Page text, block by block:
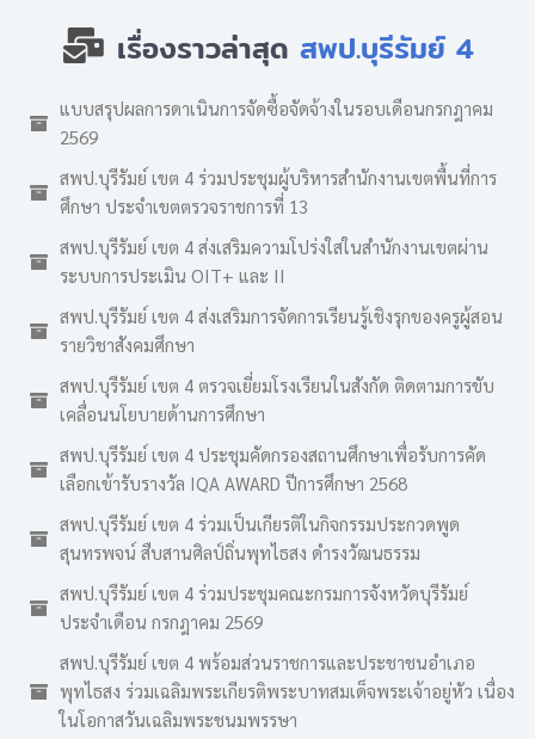
เรื่องราวล่าสุด สพป.บุรีรัมย์ 4
แบบสรุปผลการดาเนินการจัดซื้อจัดจ้างในรอบเดือนกรกฎาคม
2569
สพป.บุรีรัมย์ เขต 4 ร่วมประชุมผู้บริหารสำนักงานเขตพื้นที่การ
ศึกษา ประจำเขตตรวจราชการที่ 13
สพป.บุรีรัมย์ เขต 4 ส่งเสริมความโปร่งใสในสำนักงานเขตผ่าน
ระบบการประเมิน OIT+ และ II
สพป.บุรีรัมย์ เขต 4 ส่งเสริมการจัดการเรียนรู้เชิงรุกของครูผู้สอน
รายวิชาสังคมศึกษา
สพป.บุรีรัมย์ เขต 4 ตรวจเยี่ยมโรงเรียนในสังกัด ติดตามการขับ
เคลื่อนนโยบายด้านการศึกษา
สพป.บุรีรัมย์ เขต 4 ประชุมคัดกรองสถานศึกษาเพื่อรับการคัด
เลือกเข้ารับรางวัล IQA AWARD ปีการศึกษา 2568
สพป.บุรีรัมย์ เขต 4 ร่วมเป็นเกียรติในกิจกรรมประกวดพูด
สุนทรพจน์ สืบสานศิลป์ถิ่นพุทไธสง ดำรงวัฒนธรรม
สพป.บุรีรัมย์ เขต 4 ร่วมประชุมคณะกรมการจังหวัดบุรีรัมย์
ประจำเดือน กรกฎาคม 2569
สพป.บุรีรัมย์ เขต 4 พร้อมส่วนราชการและประชาชนอำเภอ
พุทไธสง ร่วมเฉลิมพระเกียรติพระบาทสมเด็จพระเจ้าอยู่หัว เนื่อง
ในโอกาสวันเฉลิมพระชนมพรรษา